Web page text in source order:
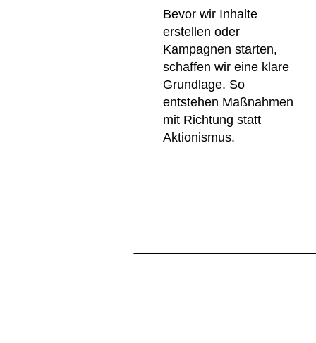
Bevor wir Inhalte
erstellen oder
Kampagnen starten,
schaffen wir eine klare
Grundlage. So
entstehen Maßnahmen
mit Richtung statt
Aktionismus.